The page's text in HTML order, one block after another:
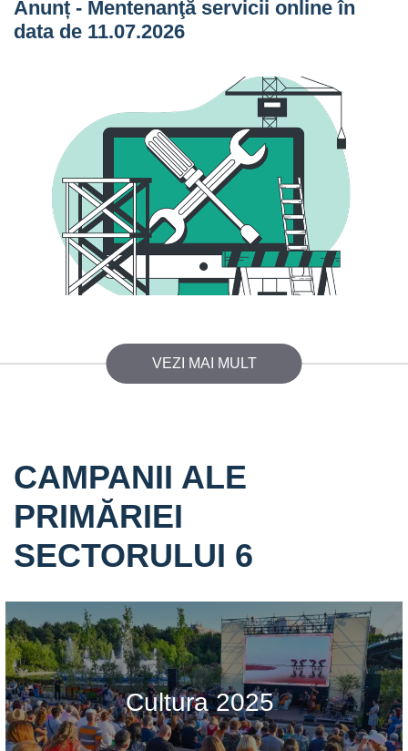
Anunț - Mentenanţă servicii online în
data de 11.07.2026
VEZI MAI MULT
CAMPANII ALE
PRIMĂRIEI
SECTORULUI 6
Cultura 2025